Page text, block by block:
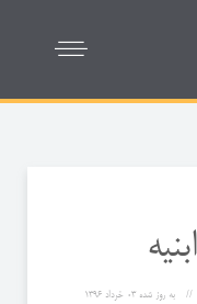
به روز شده03 خرداد 1396